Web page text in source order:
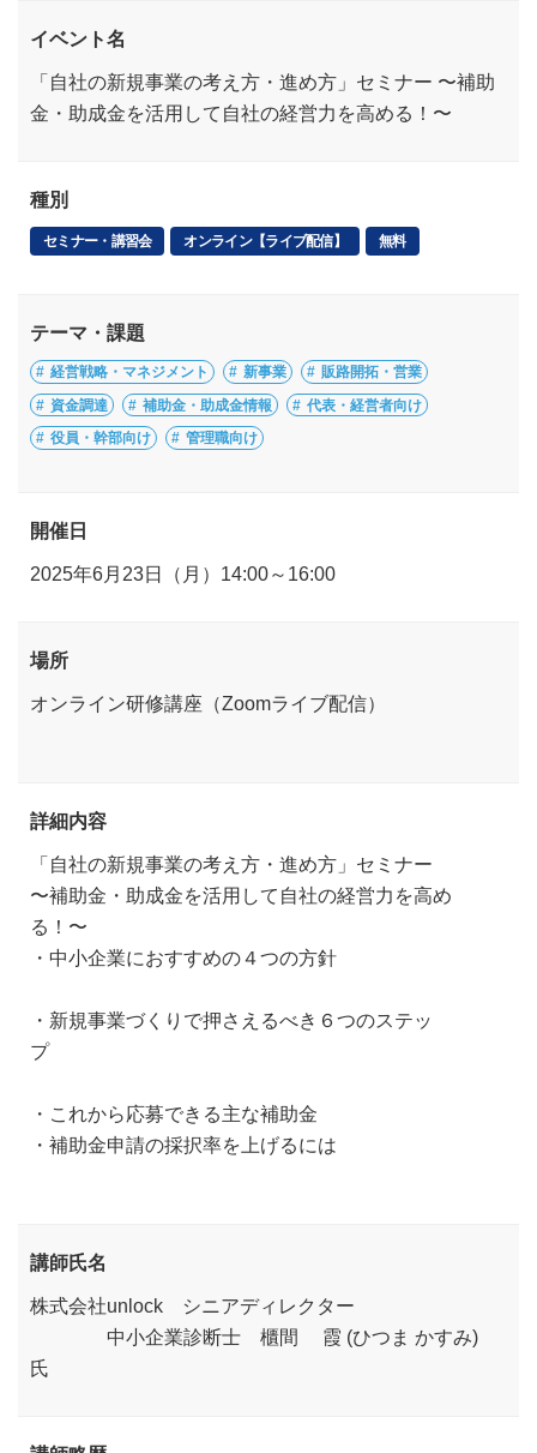
イベント名
「自社の新規事業の考え方・進め方」セミナー 〜補助
金・助成金を活用して自社の経営力を高める！〜
種別
セミナー・講習会 オンライン【ライブ配信】 無料
テーマ・課題
経営戦略・マネジメント 新事業 販路開拓・営業
資金調達 補助金・助成金情報 代表・経営者向け
役員・幹部向け 管理職向け
開催日
2025年6月23日（月）14:00～16:00
場所
オンライン研修講座（Zoomライブ配信）
詳細内容
「自社の新規事業の考え方・進め方」セミナー
〜補助金・助成金を活用して自社の経営力を高め
る！〜
・中小企業におすすめの４つの方針
・新規事業づくりで押さえるべき６つのステッ
プ
・これから応募できる主な補助金
・補助金申請の採択率を上げるには
講師氏名
株式会社unlock シニアディレクター
中小企業診断士 櫃間 霞 (ひつま かすみ)
氏